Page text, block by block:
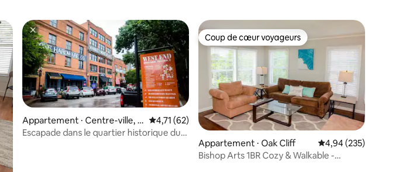
4,83 sur 5
Appartement ⋅ Centre-ville, D
allas
Évaluation moyenne sur la base de 62 commentaires : 4,71 sur 5
4,71 (62)
Escapade dans le quartier historique du
Coup de cœur voyageurs
Coup de cœur voyageurs
Appartement ⋅ Oak Cliff Évaluation moyenne
4,94 (235)
Bishop Arts 1BR Cozy & Walkable -